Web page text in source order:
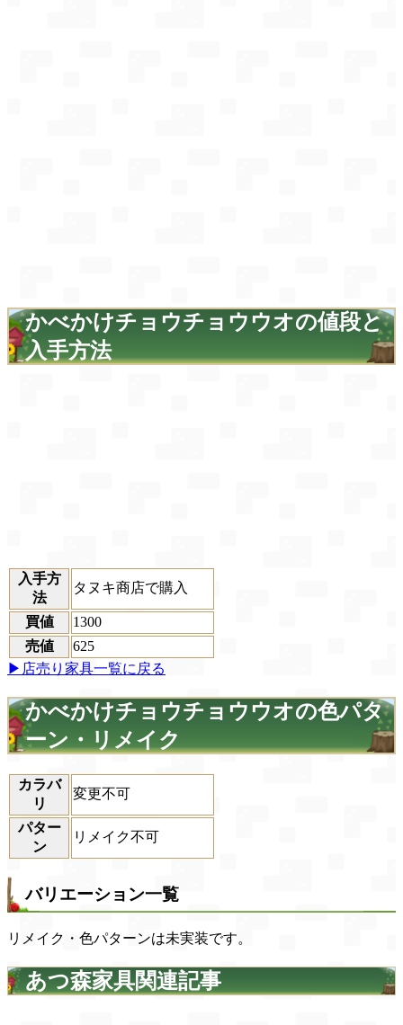
かべかけチョウチョウウオの値段と
入手方法
入手方
法
タヌキ商店で購入
買値
1300
売値
625
▶店売り家具一覧に戻る
かべかけチョウチョウウオの色パタ
ーン・リメイク
カラバ
リ
変更不可
パター
ン
リメイク不可
バリエーション一覧
リメイク・色パターンは未実装です。
あつ森家具関連記事